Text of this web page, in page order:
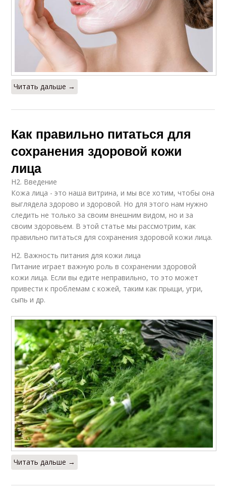
Читать дальше →
Как правильно питаться для
сохранения здоровой кожи
лица
H2. Введение
Кожа лица - это наша витрина, и мы все хотим, чтобы она
выглядела здорово и здоровой. Но для этого нам нужно
следить не только за своим внешним видом, но и за
своим здоровьем. В этой статье мы рассмотрим, как
правильно питаться для сохранения здоровой кожи лица.
H2. Важность питания для кожи лица
Питание играет важную роль в сохранении здоровой
кожи лица. Если вы едите неправильно, то это может
привести к проблемам с кожей, таким как прыщи, угри,
сыпь и др.
Читать дальше →